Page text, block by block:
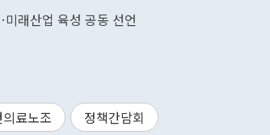
래산업 육성 공동 선언
료노조 정책간담회